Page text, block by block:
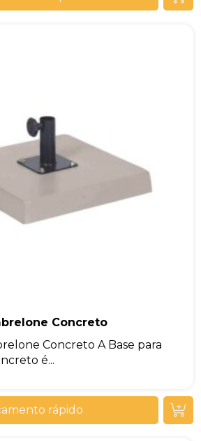
Concreto
Concreto A Base para
é...
rápido